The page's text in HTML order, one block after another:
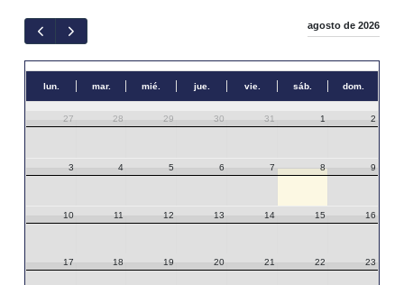
agosto de 2026
lun. mar. mié. jue. vie. sáb. dom.
27 28 29 30 31 1 2
3 4 5 6 7 8 9
10 11 12 13 14 15 16
17 18 19 20 21 22 23